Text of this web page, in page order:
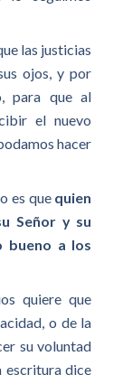
las justicias
ojos, y por
para que al
el nuevo
hacer
es que quien
Señor y su
bueno a los
quiere que
o de la
su voluntad
escritura dice